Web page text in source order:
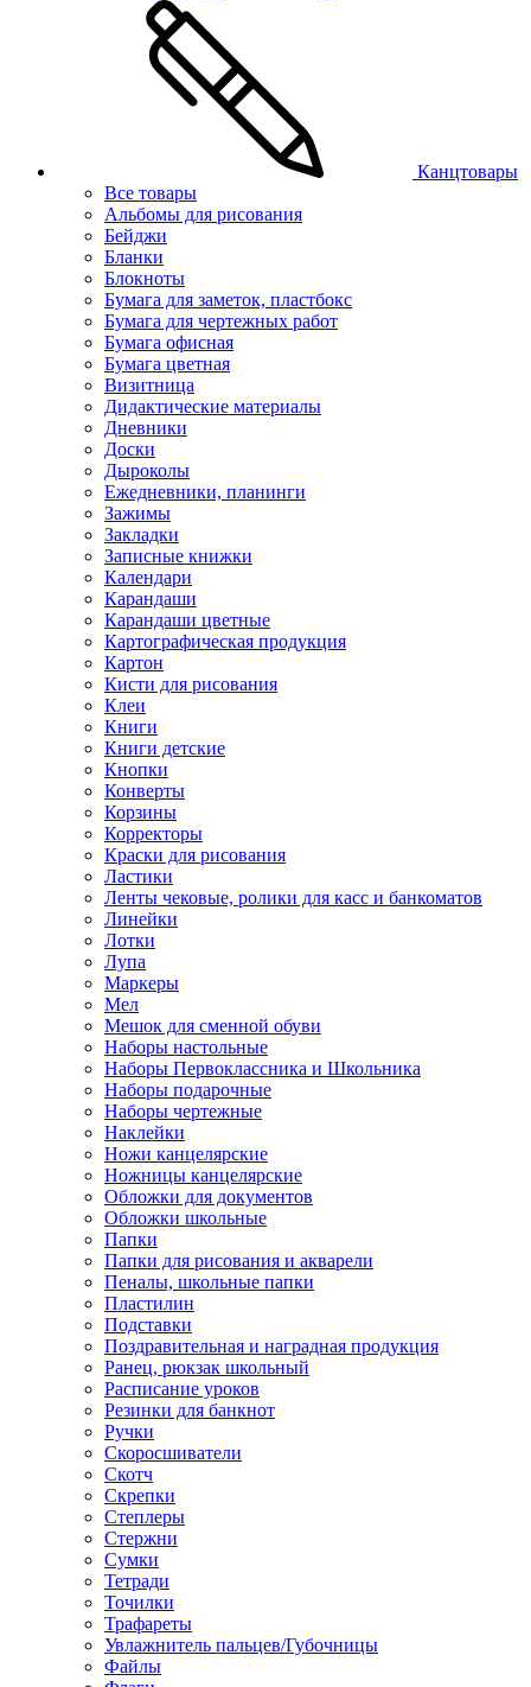
Канцтовары
Все товары
Альбомы для рисования
Бейджи
Бланки
Блокноты
Бумага для заметок, пластбокс
Бумага для чертежных работ
Бумага офисная
Бумага цветная
Визитница
Дидактические материалы
Дневники
Доски
Дыроколы
Ежедневники, планинги
Зажимы
Закладки
Записные книжки
Календари
Карандаши
Карандаши цветные
Картографическая продукция
Картон
Кисти для рисования
Клеи
Книги
Книги детские
Кнопки
Конверты
Корзины
Корректоры
Краски для рисования
Ластики
Ленты чековые, ролики для касс и банкоматов
Линейки
Лотки
Лупа
Маркеры
Мел
Мешок для сменной обуви
Наборы настольные
Наборы Первоклассника и Школьника
Наборы подарочные
Наборы чертежные
Наклейки
Ножи канцелярские
Ножницы канцелярские
Обложки для документов
Обложки школьные
Папки
Папки для рисования и акварели
Пеналы, школьные папки
Пластилин
Подставки
Поздравительная и наградная продукция
Ранец, рюкзак школьный
Расписание уроков
Резинки для банкнот
Ручки
Скоросшиватели
Скотч
Скрепки
Степлеры
Стержни
Сумки
Тетради
Точилки
Трафареты
Увлажнитель пальцев/Губочницы
Файлы